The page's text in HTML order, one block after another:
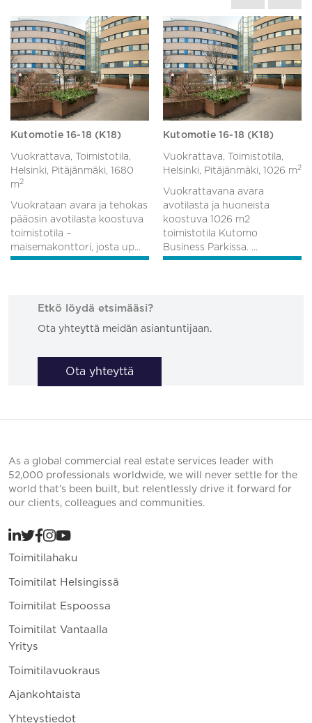
Kutomotie 16-18 (K18)
Vuokrattava, Toimistotila,
Helsinki, Pitäjänmäki, 1680
m2
Vuokrataan avara ja tehokas
pääosin avotilasta koostuva
toimistotila –
maisemakonttori, josta up...
Kutomotie 16-18 (K18)
Vuokrattava, Toimistotila,
Helsinki, Pitäjänmäki, 1026 m2
Vuokrattavana avara
avotilasta ja huoneista
koostuva 1026 m2
toimistotila Kutomo
Business Parkissa. ...
Etkö löydä etsimääsi?
Ota yhteyttä meidän asiantuntijaan.
Ota yhteyttä
As a global commercial real estate services leader with
52,000 professionals worldwide, we will never settle for the
world that’s been built, but relentlessly drive it forward for
our clients, colleagues and communities.
Toimitilahaku
Toimitilat Helsingissä
Toimitilat Espoossa
Toimitilat Vantaalla
Yritys
Toimitilavuokraus
Ajankohtaista
Yhteystiedot